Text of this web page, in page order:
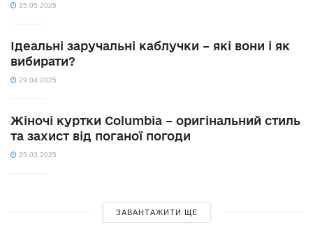
15.05.2025
Ідеальні заручальні каблучки – які вони і як
вибирати?
29.04.2025
Жіночі куртки Columbia – оригінальний стиль
та захист від поганої погоди
25.03.2025
ЗАВАНТАЖИТИ ЩЕ